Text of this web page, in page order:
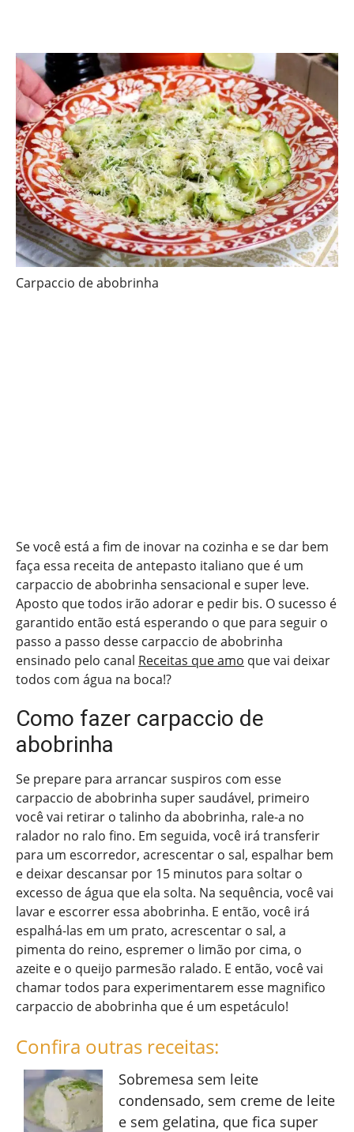
Carpaccio de abobrinha
Se você está a fim de inovar na cozinha e se dar bem
faça essa receita de antepasto italiano que é um
carpaccio de abobrinha sensacional e super leve.
Aposto que todos irão adorar e pedir bis. O sucesso é
garantido então está esperando o que para seguir o
passo a passo desse carpaccio de abobrinha
ensinado pelo canal Receitas que amo que vai deixar
todos com água na boca!?
Como fazer carpaccio de
abobrinha
Se prepare para arrancar suspiros com esse
carpaccio de abobrinha super saudável, primeiro
você vai retirar o talinho da abobrinha, rale-a no
ralador no ralo fino. Em seguida, você irá transferir
para um escorredor, acrescentar o sal, espalhar bem
e deixar descansar por 15 minutos para soltar o
excesso de água que ela solta. Na sequência, você vai
lavar e escorrer essa abobrinha. E então, você irá
espalhá-las em um prato, acrescentar o sal, a
pimenta do reino, espremer o limão por cima, o
azeite e o queijo parmesão ralado. E então, você vai
chamar todos para experimentarem esse magnifico
carpaccio de abobrinha que é um espetáculo!
Confira outras receitas:
Sobremesa sem leite
condensado, sem creme de leite
e sem gelatina, que fica super